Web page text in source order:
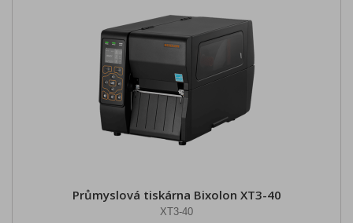
Průmyslová tiskárna Bixolon XT3-40
XT3-40